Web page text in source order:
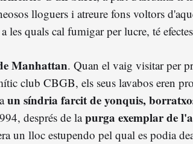
lloguers i atreure fons voltors
les quals cal fumigar per lucre, té
Manhattan. Quan el vaig visitar per
club CBGB, els seus lavabos eren
un síndria farcit de yonquis,
després de lapurga exemplar de
un lloc estupendo pel qual es podia